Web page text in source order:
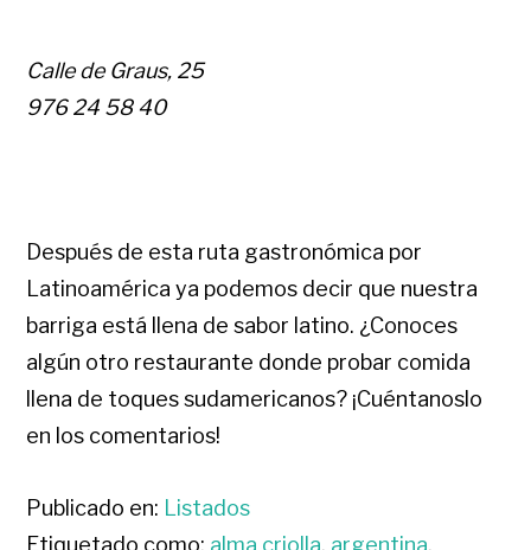
Calle de Graus, 25
976 24 58 40
Después de esta ruta gastronómica por
Latinoamérica ya podemos decir que nuestra
barriga está llena de sabor latino. ¿Conoces
algún otro restaurante donde probar comida
llena de toques sudamericanos? ¡Cuéntanoslo
en los comentarios!
Publicado en: Listados